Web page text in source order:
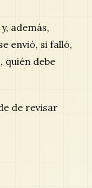
además,
envió, si falló,
quién debe
de revisar